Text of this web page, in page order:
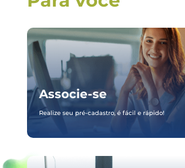
Associe-se
Realize seu pré-cadastro, é fácil e rápido!